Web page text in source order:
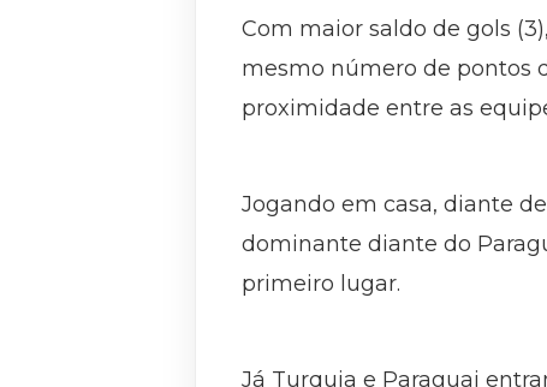
Com maior saldo de gols
mesmo número de pontos
proximidade entre as
Jogando em casa, diante
dominante diante do
primeiro lugar.
Já Turquia e Paraguai